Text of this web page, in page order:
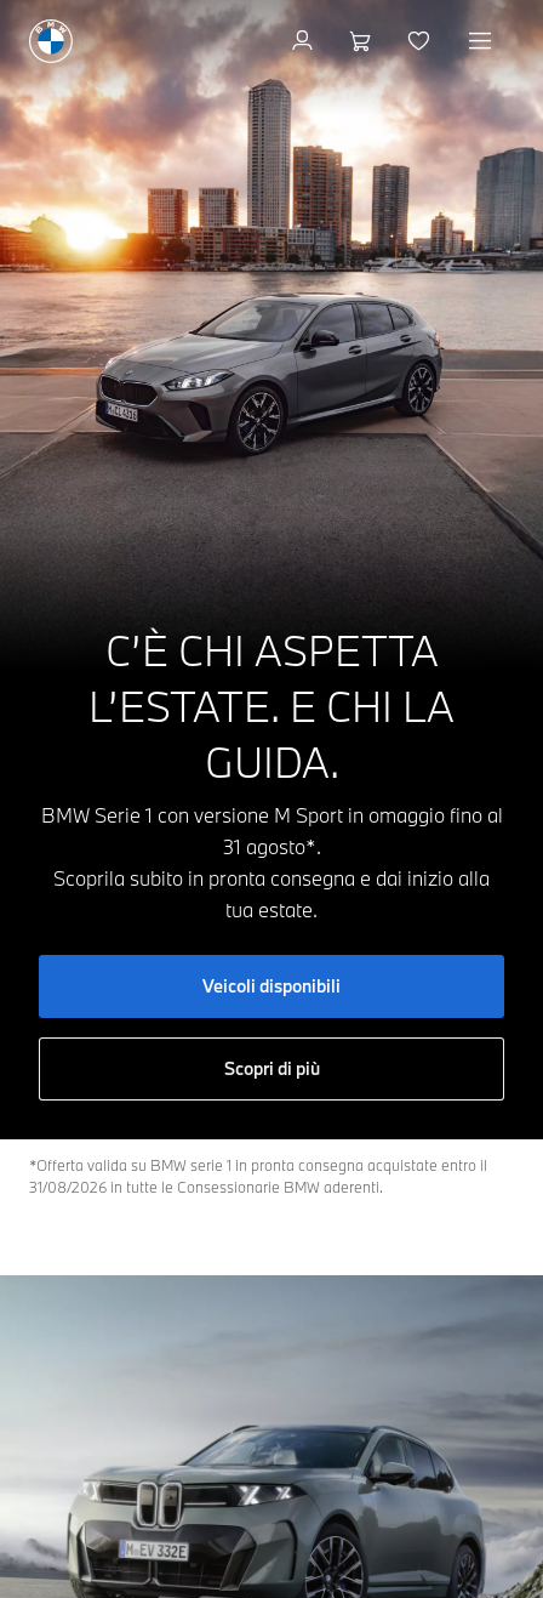
C’È CHI ASPETTA
L’ESTATE. E CHI LA
GUIDA.
BMW Serie 1 con versione M Sport in omaggio fino al
31 agosto*.
Scoprila subito in pronta consegna e dai inizio alla
tua estate.
Veicoli disponibili
Scopri di più
*Offerta valida su BMW serie 1 in pronta consegna acquistate entro il
31/08/2026 in tutte le Consessionarie BMW aderenti.